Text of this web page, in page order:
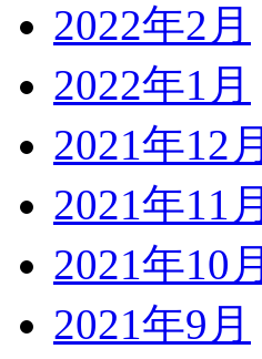
2022年2月
2022年1月
2021年12月
2021年11月
2021年10月
2021年9月